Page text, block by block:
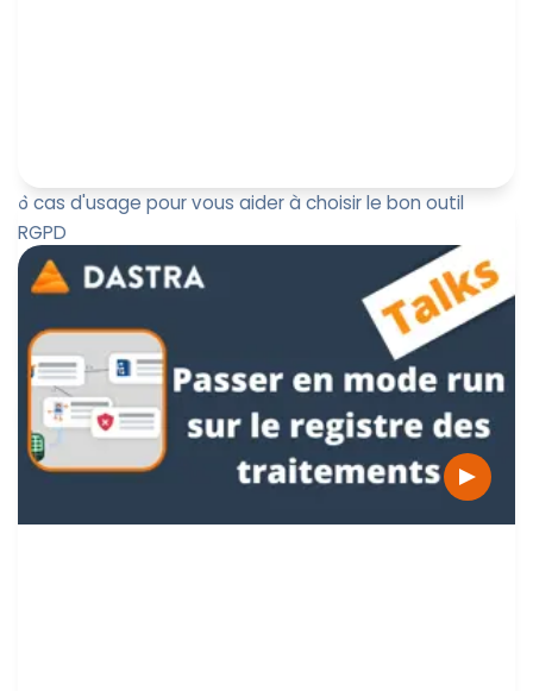
6 cas d'usage pour vous aider à choisir le bon outil
RGPD
À travers 6 cas d’usage concrets, ce livre blanc se
donne comme objectif d’illustrer comment le choix d’un
outil peut pa...
Vincent Portier
28 février 2022